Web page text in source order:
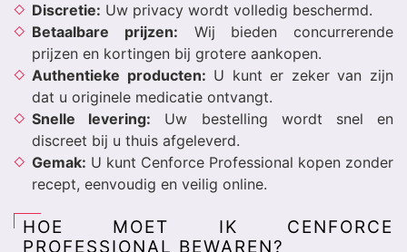
Discretie: Uw privacy wordt volledig beschermd.
Betaalbare prijzen: Wij bieden concurrerende
prijzen en kortingen bij grotere aankopen.
Authentieke producten: U kunt er zeker van zijn
dat u originele medicatie ontvangt.
Snelle levering: Uw bestelling wordt snel en
discreet bij u thuis afgeleverd.
Gemak: U kunt Cenforce Professional kopen zonder
recept, eenvoudig en veilig online.
HOE MOET IK CENFORCE
PROFESSIONAL BEWAREN?